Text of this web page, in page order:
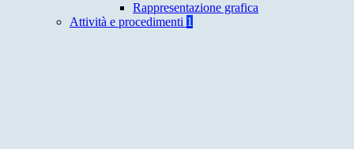
Rappresentazione grafica
Attività e procedimenti 1